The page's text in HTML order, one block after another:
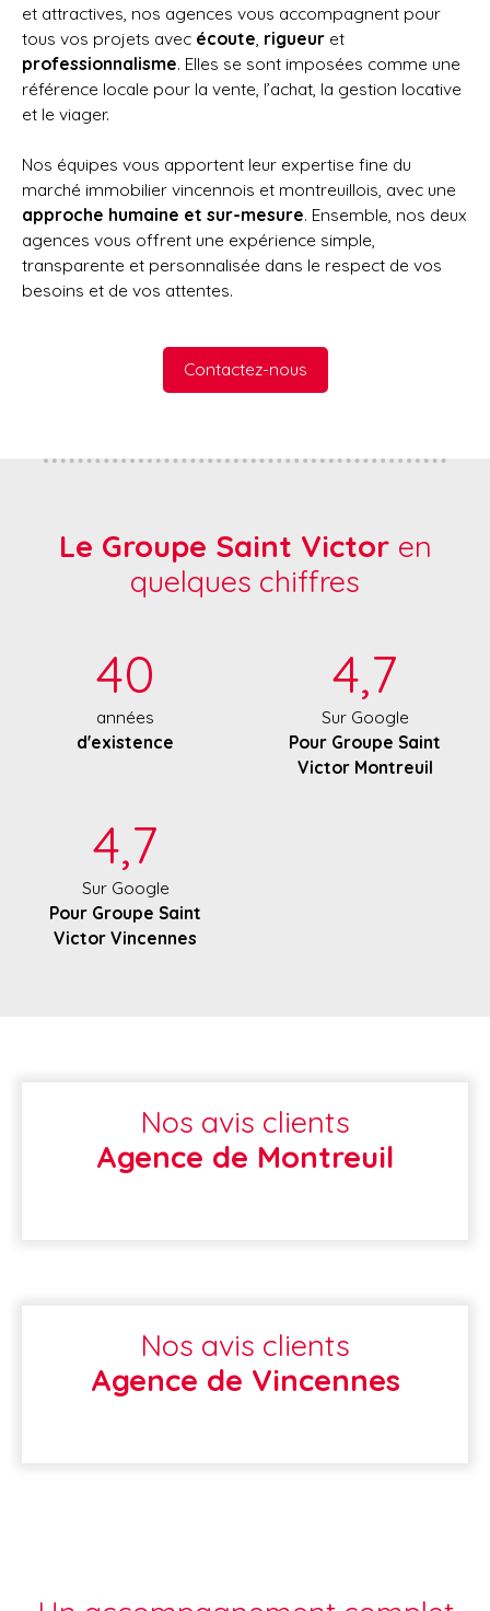
et attractives, nos agences vous accompagnent pour
tous vos projets avec écoute rigueur et
professionnalisme. Elles se sont imposées comme une
référence locale pour la vente, l’achat, la gestion locative
et le viager.
Nos équipes vous apportent leur expertise fine du
marché immobilier vincennois et montreuillois, avec une
approche humaine et sur-mesure. Ensemble, nos deux
agences vous offrent une expérience simple,
transparente et personnalisée dans le respect de vos
besoins et de vos attentes.
Contactez-nous
Le Groupe Saint Victor en
quelques chiffres
40
années
d'existence
4,7
Sur Google
Pour Groupe Saint
Victor Montreuil
4,7
Sur Google
Pour Groupe Saint
Victor Vincennes
Nos avis clients
Agence de Montreuil
Nos avis clients
Agence de Vincennes